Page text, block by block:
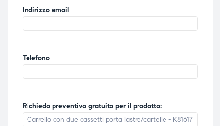
Indirizzo email
Telefono
Richiedo preventivo gratuito per il prodotto: